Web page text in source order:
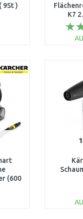
9St )
K7
(600